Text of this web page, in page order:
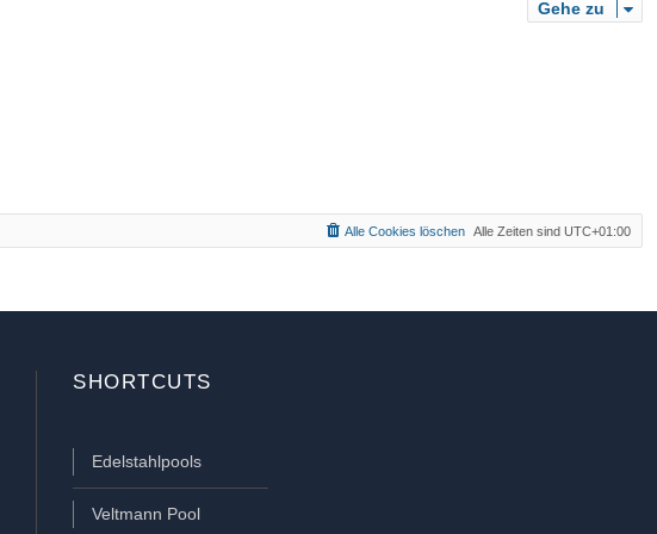
Gehe zu
Alle Zeiten sind UTC+01:00
Alle Cookies löschen
SHORTCUTS
Edelstahlpools
Veltmann Pool